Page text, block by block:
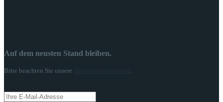
Auf dem neusten Stand bleiben.
Bitte beachten Sie unsere .